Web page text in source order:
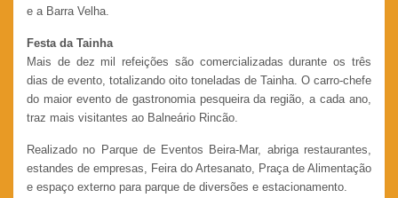
e a Barra Velha.
Festa da Tainha
Mais de dez mil refeições são comercializadas durante os três
dias de evento, totalizando oito toneladas de Tainha. O carro-chefe
do maior evento de gastronomia pesqueira da região, a cada ano,
traz mais visitantes ao Balneário Rincão.
Realizado no Parque de Eventos Beira-Mar, abriga restaurantes,
estandes de empresas, Feira do Artesanato, Praça de Alimentação
e espaço externo para parque de diversões e estacionamento.